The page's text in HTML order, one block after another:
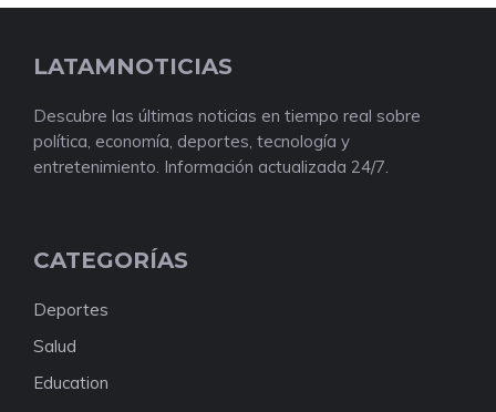
LATAMNOTICIAS
Descubre las últimas noticias en tiempo real sobre
política, economía, deportes, tecnología y
entretenimiento. Información actualizada 24/7.
CATEGORÍAS
Deportes
Salud
Education